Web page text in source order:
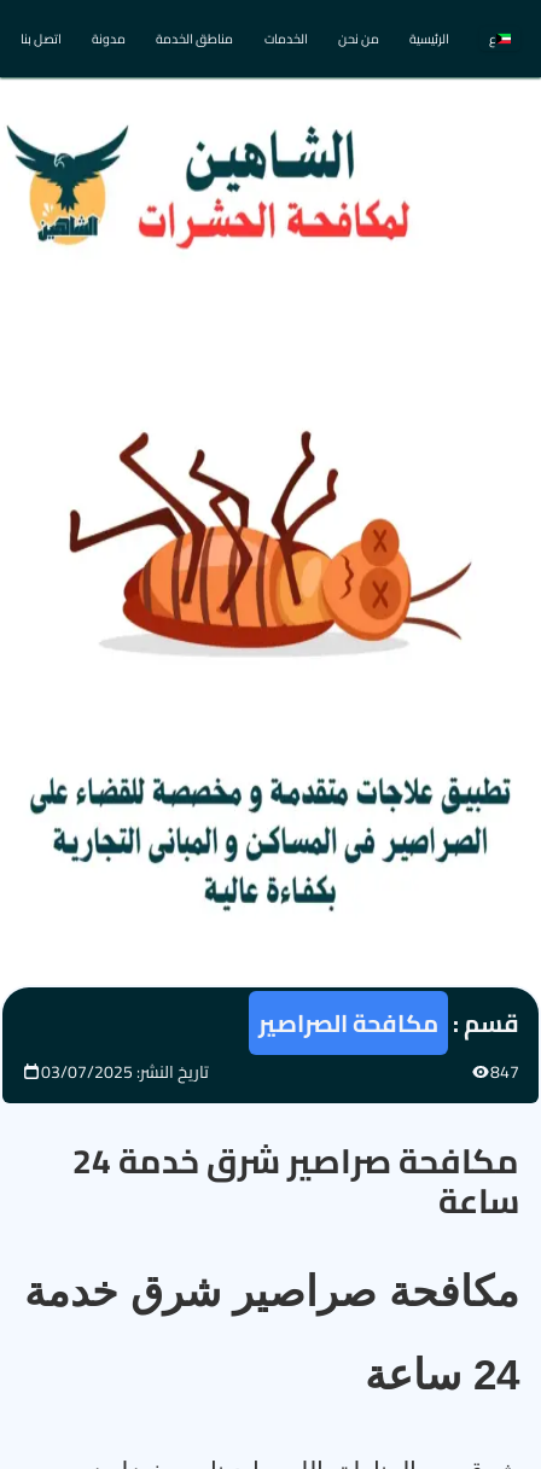
ع الرئيسية من نحن الخدمات مناطق الخدمة مدونة اتصل بنا
قسم : مكافحة الصراصير
847 تاريخ النشر: 03/07/2025
مكافحة صراصير شرق خدمة 24
ساعة
مكافحة صراصير شرق خدمة
24 ساعة